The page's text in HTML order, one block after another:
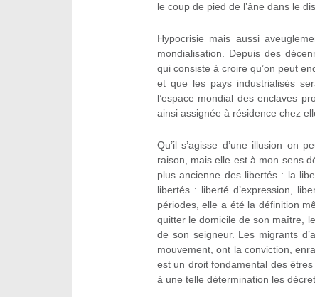
le coup de pied de l’âne dans le
Hypocrisie mais aussi
mondialisation. Depuis des
qui consiste à croire qu’on peut
et que les pays industrialisés
l’espace mondial des enclaves
ainsi assignée à résidence chez
Qu’il s’agisse d’une illusion on
raison, mais elle est à mon sens
plus ancienne des libertés : la
libertés : liberté d’expression,
périodes, elle a été la définition
quitter le domicile de son maître,
de son seigneur. Les migrants
mouvement, ont la conviction,
est un droit fondamental des
à une telle détermination les